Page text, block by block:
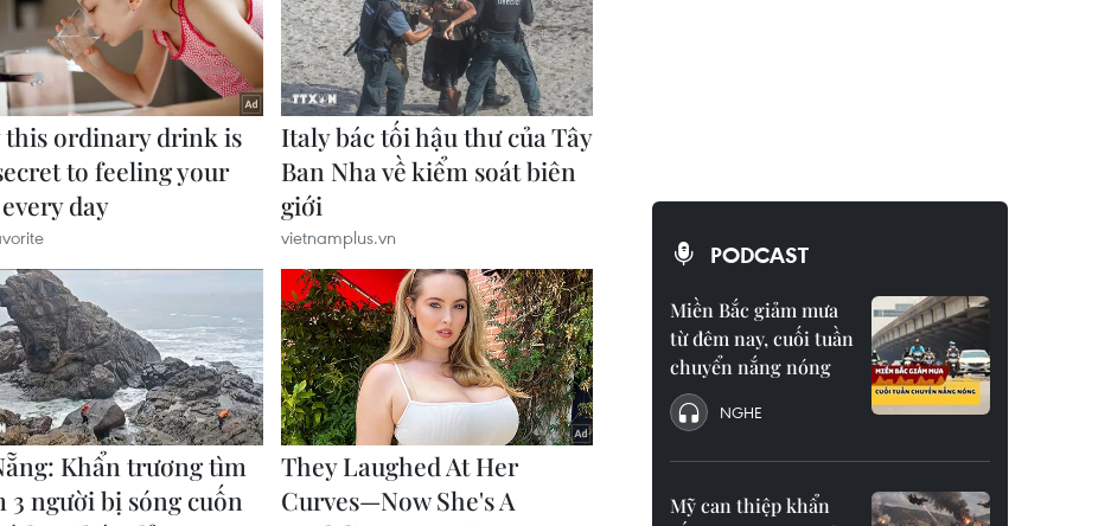
PODCAST
Miền Bắc giảm mưa
từ đêm nay, cuối tuần
chuyển nắng nóng
NGHE
Mỹ can thiệp khẩn